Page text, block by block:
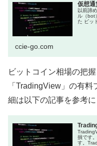
仮想通
以前諦
ル（bot
た ビッ
ccie-go.com
ビットコイン相場の把
「TradingView」の有料
細は以下の記事を参考に
損です
す。